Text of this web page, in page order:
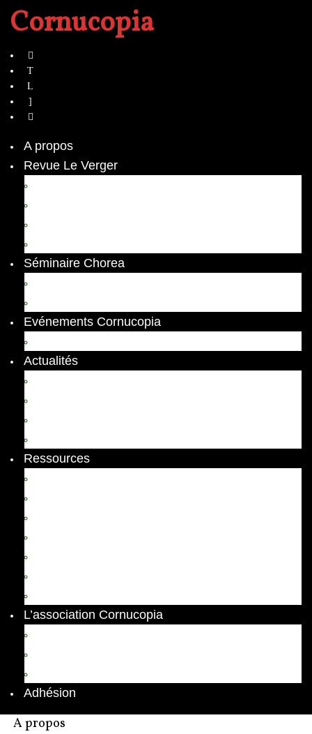
Cornucopia
A propos
Revue Le Verger
Séminaire Chorea
Evénements Cornucopia
Actualités
Ressources
L’association Cornucopia
Adhésion
A propos